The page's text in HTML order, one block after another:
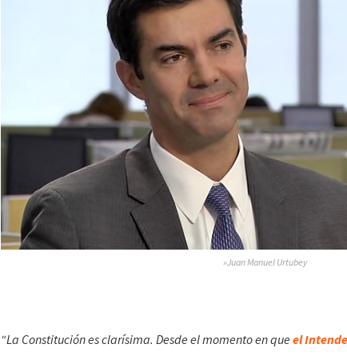
»Juan Manuel Urtubey
“La Constitución es clarísima. Desde el momento en que el